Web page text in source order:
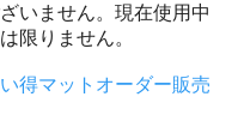
いません。現在使用中
限りません。
得マットオーダー販売